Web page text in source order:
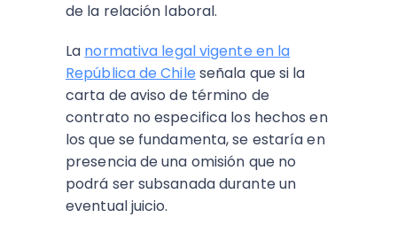
de la relación laboral.
La normativa legal vigente en la
República de Chile señala que si la
carta de aviso de término de
contrato no especifica los hechos en
los que se fundamenta, se estaría en
presencia de una omisión que no
podrá ser subsanada durante un
eventual juicio.